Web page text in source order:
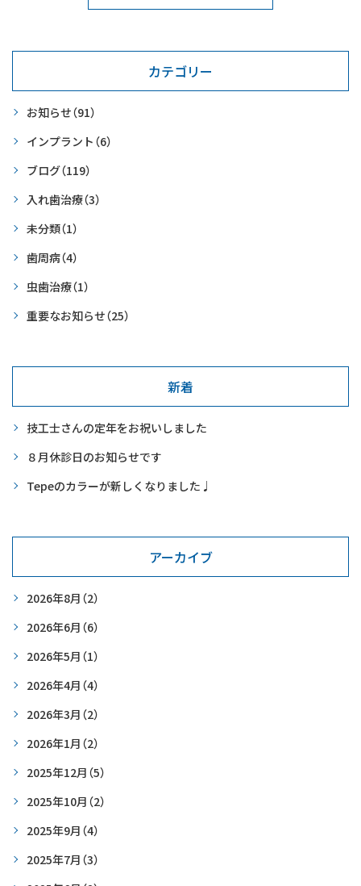
カテゴリー
お知らせ（91）
インプラント （6）
ブログ（119）
入れ歯治療（3）
未分類（1）
歯周病（4）
虫歯治療（1）
重要なお知らせ（25）
新着
技工士さんの定年をお祝いしました
８月休診日のお知らせです
Tepeのカラーが新しくなりました♩
アーカイブ
2026年8月 （2）
2026年6月 （6）
2026年5月 （1）
2026年4月 （4）
2026年3月 （2）
2026年1月 （2）
2025年12月 （5）
2025年10月 （2）
2025年9月 （4）
2025年7月 （3）